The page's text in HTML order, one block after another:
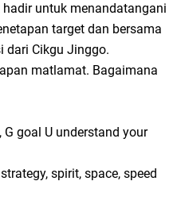
untuk menandatangani
target dan bersama
dari Cikgu Jinggo.
matlamat. Bagaimana
G goal U understand your
spirit, space, speed